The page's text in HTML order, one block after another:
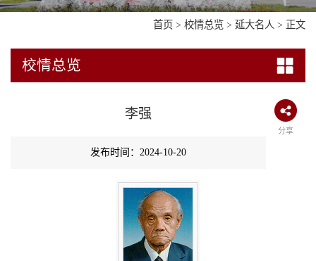
首页 > 校情总览 > 延大名人 > 正文
校情总览
李强
分享
发布时间：2024-10-20